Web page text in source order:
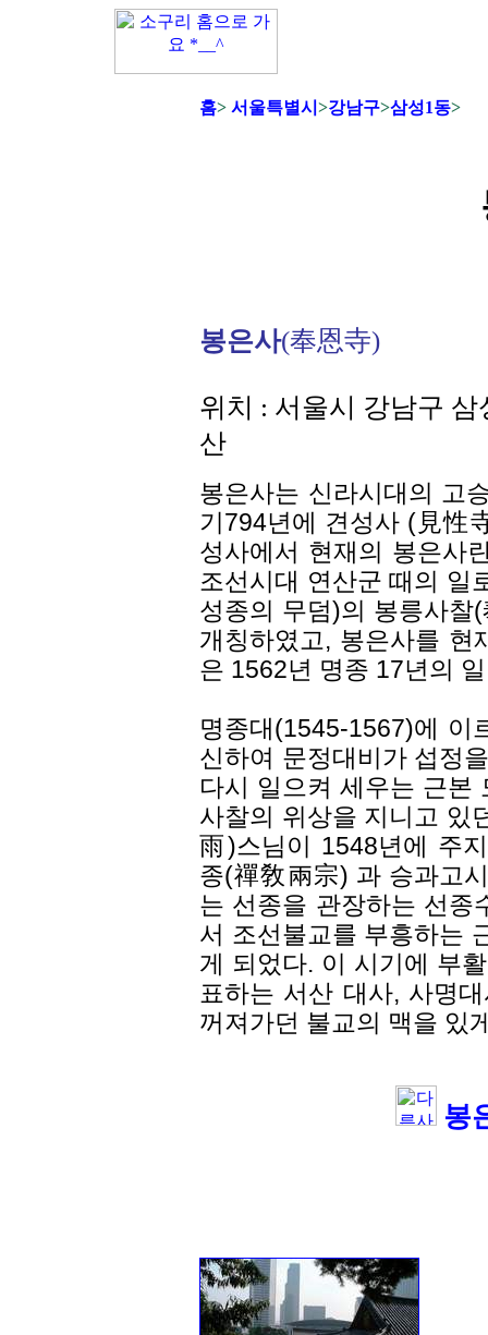
홈> 서울특별시 >강남구>삼성1동>
봉은사(奉恩寺)
위치 : 서울시 강남구 삼
산
봉은사는 신라시대의 고
기794년에 견성사 (見性
성사에서 현재의 봉은사
조선시대 연산군 때의 일
성종의 무덤)의 봉릉사찰
개칭하였고, 봉은사를 현
은 1562년 명종 17년의
명종대(1545-1567)에 이
신하여 문정대비가 섭정
다시 일으켜 세우는 근본
사찰의 위상을 지니고 있
雨)스님이 1548년에 주
종(禪敎兩宗) 과 승과고
는 선종을 관장하는 선
서 조선불교를 부흥하는
게 되었다. 이 시기에 부
표하는 서산 대사, 사명
꺼져가던 불교의 맥을 있
봉